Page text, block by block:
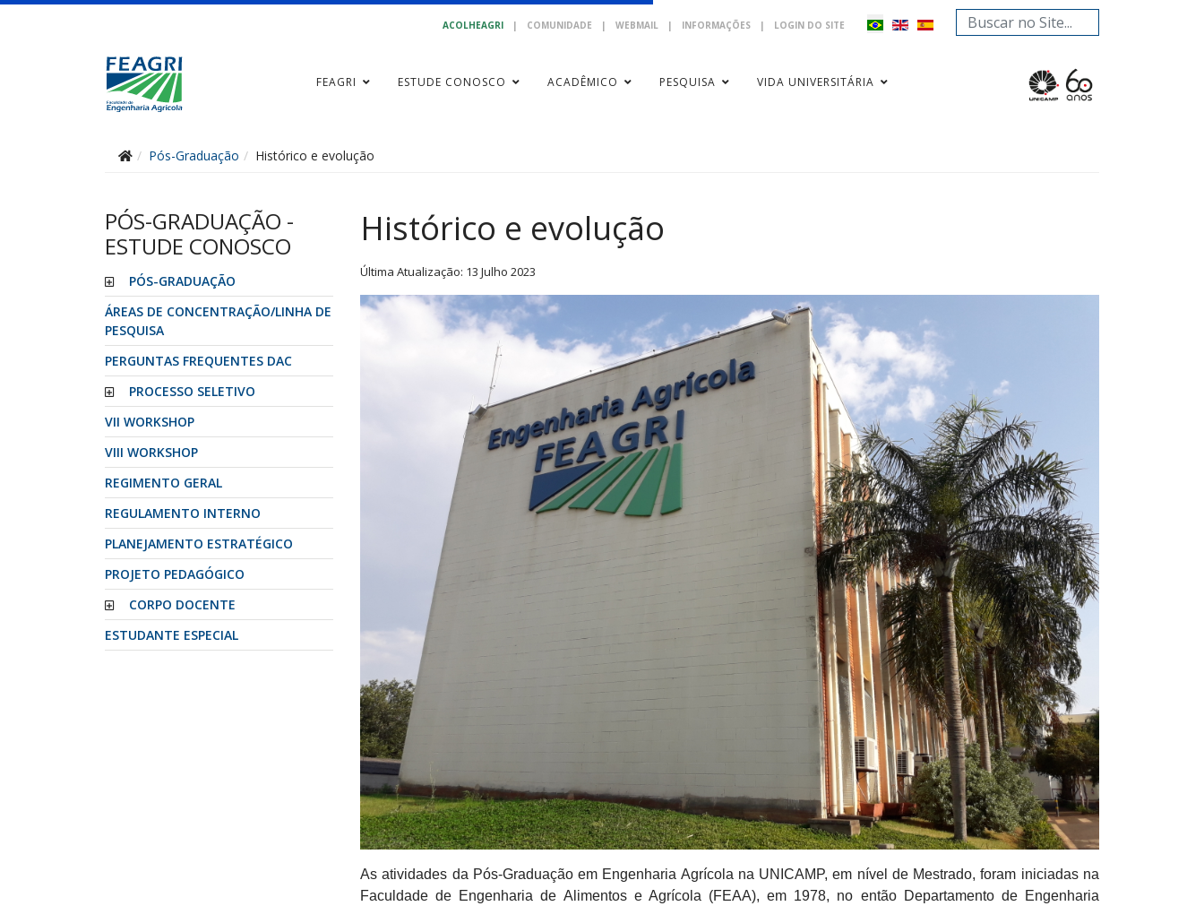
ACOLHEAGRI | COMUNIDADE | WEBMAIL | INFORMAÇÕES | LOGIN DO SITE Pesquisar...
FEAGRI ESTUDE CONOSCO ACADÊMICO PESQUISA VIDA UNIVERSITÁRIA
Pós-Graduação Histórico e evolução
PÓS-GRADUAÇÃO -
ESTUDE CONOSCO
PÓS-GRADUAÇÃO
ÁREAS DE CONCENTRAÇÃO/LINHA DE
PESQUISA
PERGUNTAS FREQUENTES DAC
PROCESSO SELETIVO
VII WORKSHOP
VIII WORKSHOP
REGIMENTO GERAL
REGULAMENTO INTERNO
PLANEJAMENTO ESTRATÉGICO
PROJETO PEDAGÓGICO
CORPO DOCENTE
ESTUDANTE ESPECIAL
Histórico e evolução
Última Atualização: 13 Julho 2023
As atividades da Pós-Graduação em Engenharia Agrícola na UNICAMP, em nível de Mestrado, foram iniciadas na
Faculdade de Engenharia de Alimentos e Agrícola (FEAA), em 1978, no então Departamento de Engenharia